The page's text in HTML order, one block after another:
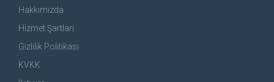
Hakkımızda
Hizmet Şartları
Gizlilik Politikası
KVKK